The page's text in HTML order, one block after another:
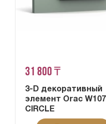
31 800 ₸
3-D декоративный
элемент Orac W107
CIRCLE